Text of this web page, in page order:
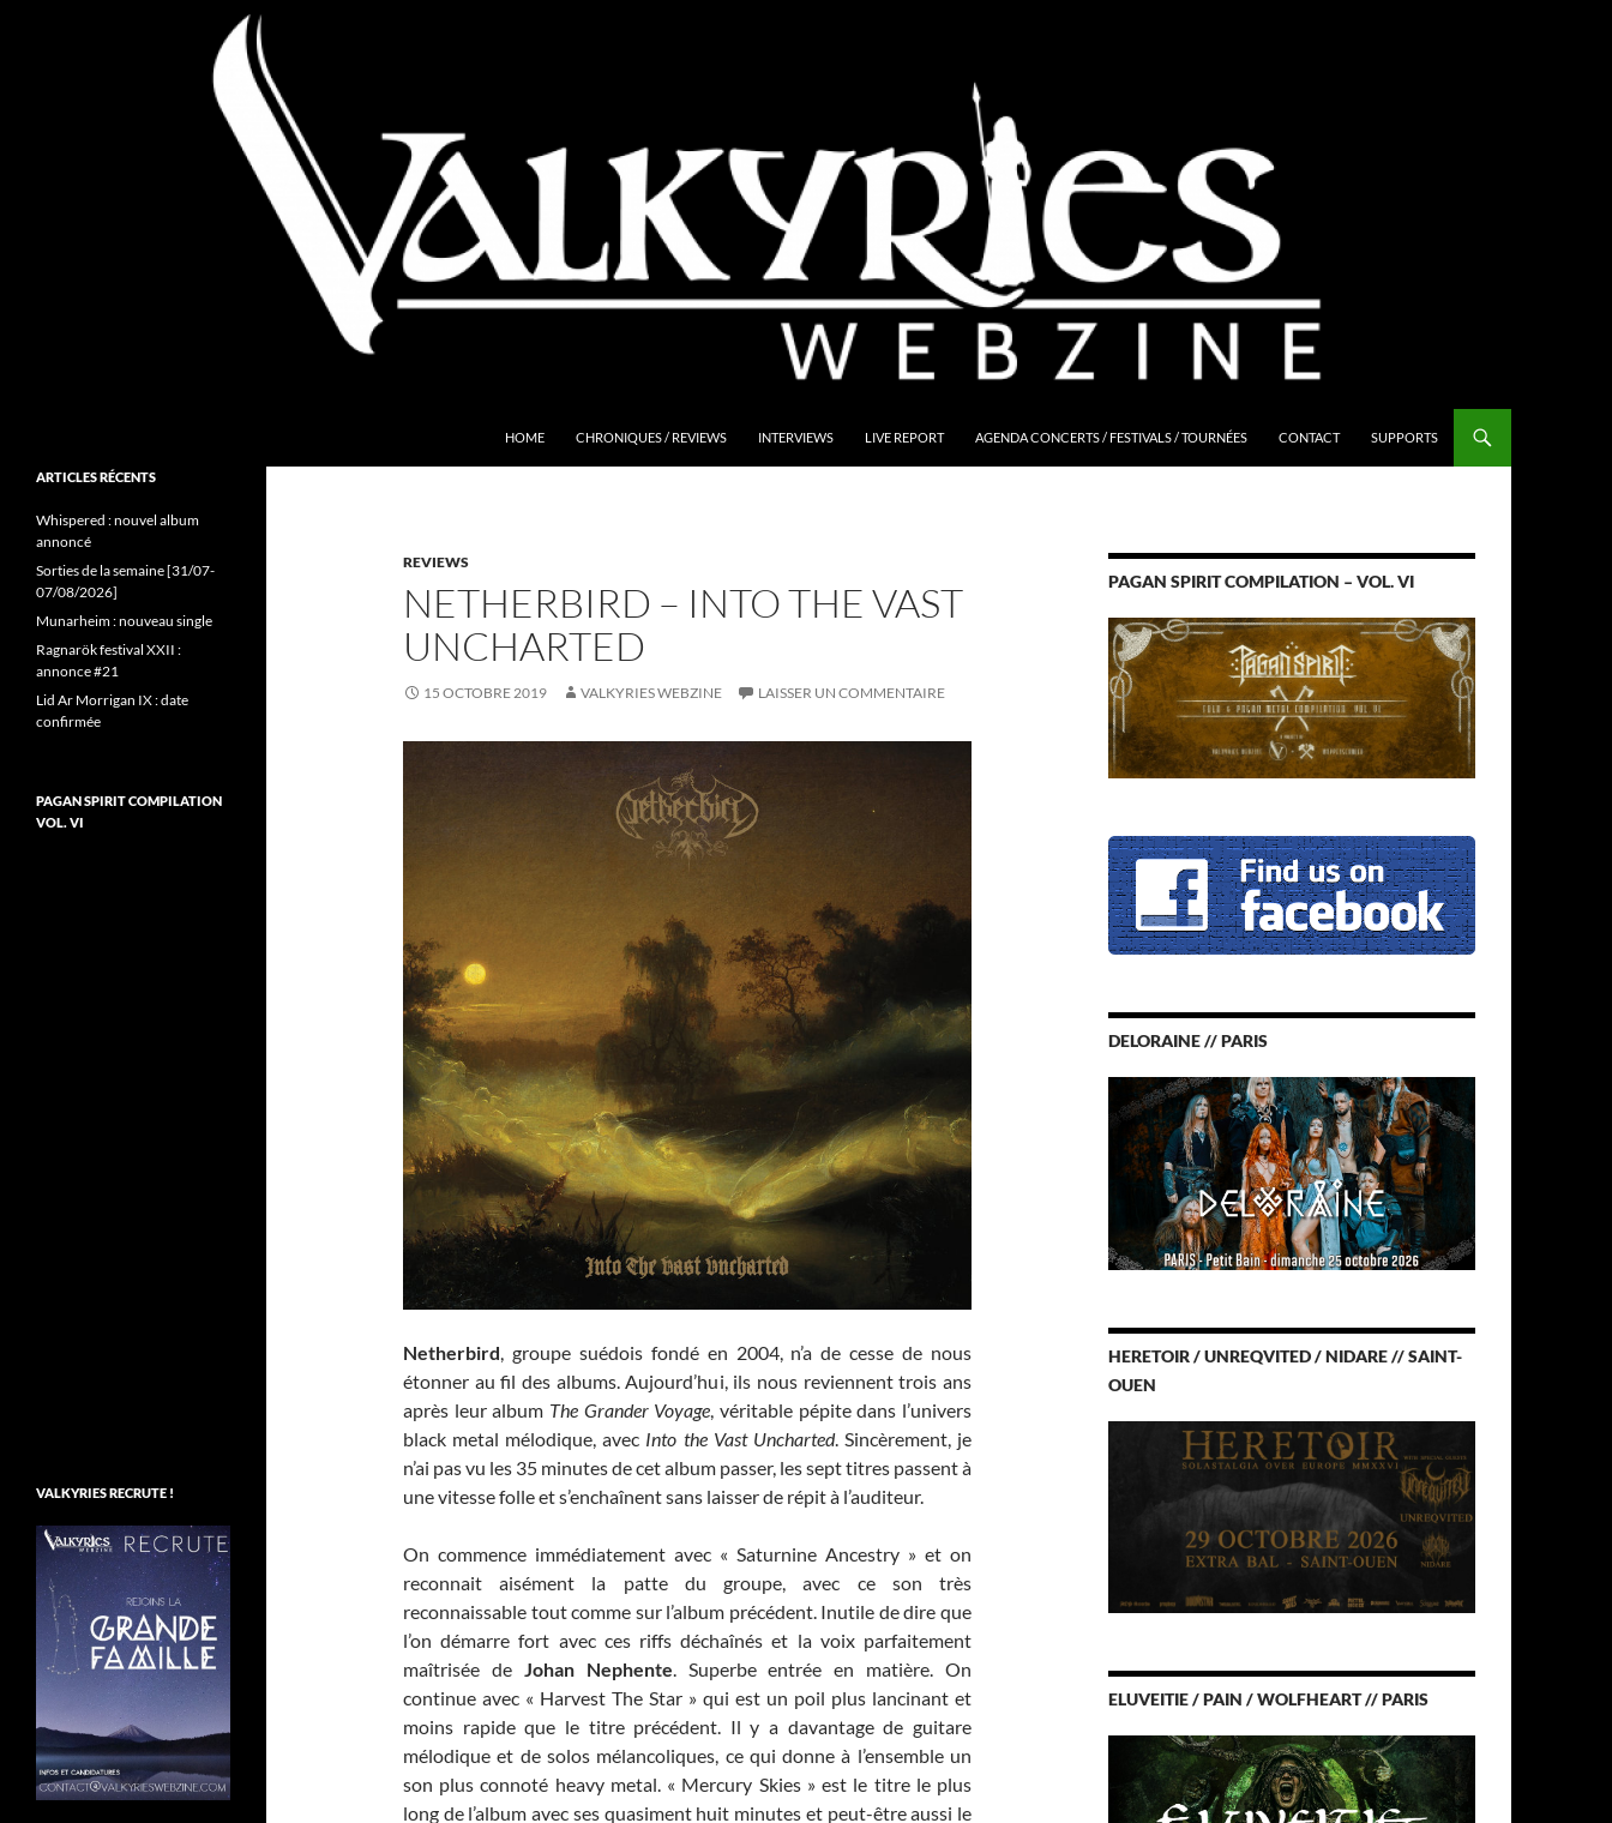
HOME CHRONIQUES / REVIEWS INTERVIEWS LIVE REPORT AGENDA CONCERTS / FESTIVALS / TOURNÉES CONTACT SUPPORTS
REVIEWS
NETHERBIRD – INTO THE VAST
UNCHARTED
15 OCTOBRE 2019 VALKYRIES WEBZINE LAISSER UN COMMENTAIRE
Netherbird, groupe suédois fondé en 2004, n’a de cesse de nous
étonner au fil des albums. Aujourd’hui, ils nous reviennent trois ans
après leur album The Grander Voyage, véritable pépite dans l’univers
black metal mélodique, avec Into the Vast Uncharted. Sincèrement, je
n’ai pas vu les 35 minutes de cet album passer, les sept titres passent à
une vitesse folle et s’enchaînent sans laisser de répit à l’auditeur.
On commence immédiatement avec « Saturnine Ancestry » et on
reconnait aisément la patte du groupe, avec ce son très
reconnaissable tout comme sur l’album précédent. Inutile de dire que
l’on démarre fort avec ces riffs déchaînés et la voix parfaitement
maîtrisée de Johan Nephente. Superbe entrée en matière. On
continue avec « Harvest The Star » qui est un poil plus lancinant et
moins rapide que le titre précédent. Il y a davantage de guitare
mélodique et de solos mélancoliques, ce qui donne à l’ensemble un
son plus connoté heavy metal. « Mercury Skies » est le titre le plus
long de l’album avec ses quasiment huit minutes et peut-être aussi le
PAGAN SPIRIT COMPILATION – VOL. VI
DELORAINE // PARIS
HERETOIR / UNREQVITED / NIDARE // SAINT-
OUEN
ELUVEITIE / PAIN / WOLFHEART // PARIS
Folk Pagan Webzine
ARTICLES RÉCENTS
Whispered : nouvel album
annoncé
Sorties de la semaine [31/07-
07/08/2026]
Munarheim : nouveau single
Ragnarök festival XXII :
annonce #21
Lid Ar Morrigan IX : date
confirmée
PAGAN SPIRIT COMPILATION
VOL. VI
VALKYRIES RECRUTE !